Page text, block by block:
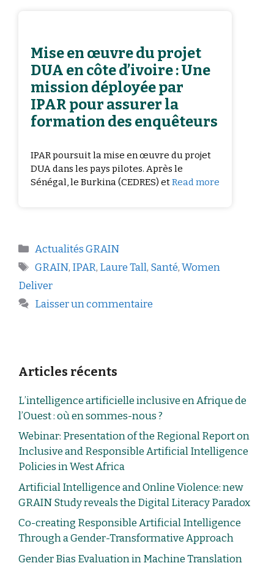
Mise en œuvre du projet
DUA en côte d’ivoire : Une
mission déployée par
IPAR pour assurer la
formation des enquêteurs
IPAR poursuit la mise en œuvre du projet
DUA dans les pays pilotes. Après le
Sénégal, le Burkina (CEDRES) etRead more
Actualités GRAIN
GRAIN, IPAR, Laure Tall, Santé,Women
Deliver
Laisser un commentaire
Articles récents
L’intelligence artificielle inclusive en Afrique de
l’Ouest : où en sommes-nous ?
Webinar: Presentation of the Regional Report on
Inclusive and Responsible Artificial Intelligence
Policies in West Africa
Artificial Intelligence and Online Violence: new
GRAIN Study reveals the Digital Literacy Paradox
Co-creating Responsible Artificial Intelligence
Through a Gender-Transformative Approach
Gender Bias Evaluation in Machine Translation